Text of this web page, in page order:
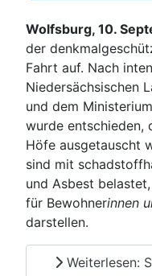
Wolfsburg, 10.
der
Fahrt auf. Nach
Niedersächsischen
und dem
wurde entschieden,
Höfe ausgetauscht
sind mit
und Asbest
für Bewohnerinnen
darstellen.
Weiterlesen: